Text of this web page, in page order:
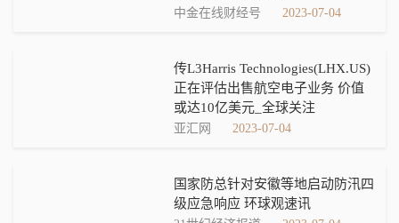
中金在线财经号 2023-07-04
传L3Harris Technologies(LHX.US)
正在评估出售航空电子业务 价值
或达10亿美元_全球关注
亚汇网 2023-07-04
国家防总针对安徽等地启动防汛四
级应急响应 环球观速讯